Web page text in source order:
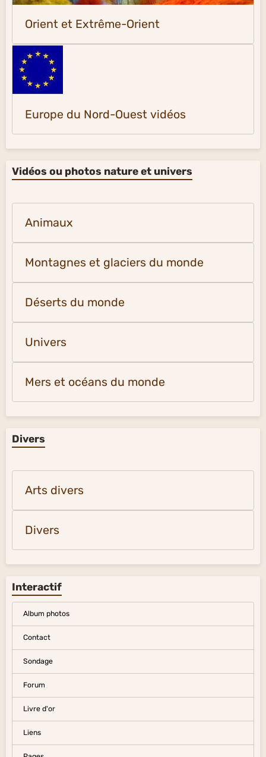
Orient et Extrême-Orient
Europe du Nord-Ouest vidéos
Vidéos ou photos nature et univers
Animaux
Montagnes et glaciers du monde
Déserts du monde
Univers
Mers et océans du monde
Divers
Arts divers
Divers
Interactif
Album photos
Contact
Sondage
Forum
Livre d'or
Liens